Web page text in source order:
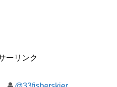
ーリンク